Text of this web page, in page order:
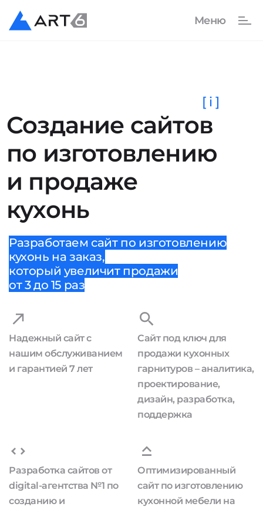
Создание сайтов
по изготовлению
и продаже
кухонь
[ i ]
Разработаем сайт по изготовлению
кухонь на заказ,
который увеличит продажи
от 3 до 15 раз
Надежный сайт с
нашим обслуживанием
и гарантией 7 лет
Сайт под ключ для
продажи кухонных
гарнитуров – аналитика,
проектирование,
дизайн, разработка,
поддержка
Разработка сайтов от
digital-агентства №1 по
созданию и
Оптимизированный
сайт по изготовлению
кухонной мебели на